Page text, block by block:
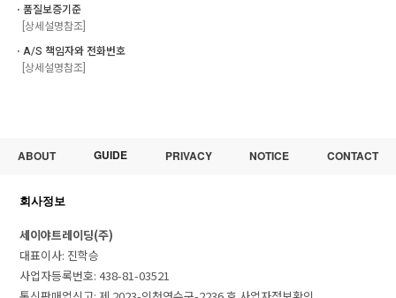
ㆍ품질보증기준
[상세설명참조]
ㆍA/S 책임자와 전화번호
[상세설명참조]
ABOUT GUIDE PRIVACY NOTICE CONTACT
회사정보
세이야트레이딩(주)
대표이사: 진학승
사업자등록번호: 438-81-03521